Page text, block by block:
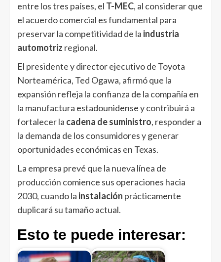
entre los tres países, el T-MEC, al considerar que
el acuerdo comercial es fundamental para
preservar la competitividad de la industria
automotriz regional.
El presidente y director ejecutivo de Toyota
Norteamérica, Ted Ogawa, afirmó que la
expansión refleja la confianza de la compañía en
la manufactura estadounidense y contribuirá a
fortalecer la cadena de suministro, responder a
la demanda de los consumidores y generar
oportunidades económicas en Texas.
La empresa prevé que la nueva línea de
producción comience sus operaciones hacia
2030, cuando la instalación prácticamente
duplicará su tamaño actual.
Esto te puede interesar: